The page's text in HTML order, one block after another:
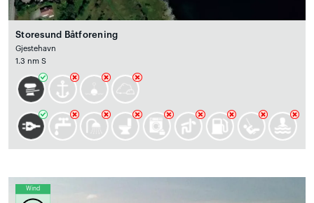
Storesund Båtforening
Gjestehavn
1.3 nm S
Wind